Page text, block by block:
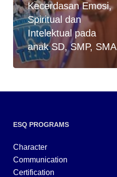
Kecerdasan Emosi,
Spiritual dan
Intelektual pada
anak SD, SMP, SMA
ESQ PROGRAMS
Character
Communication
Certification